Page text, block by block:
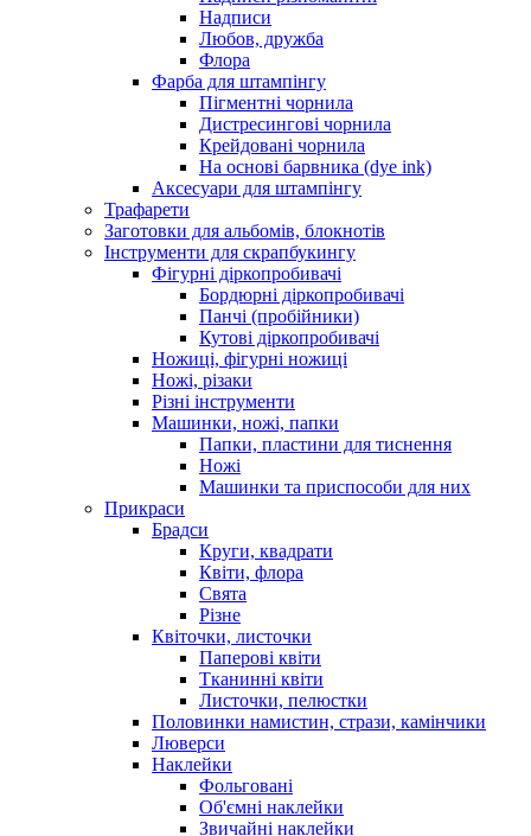
Надписи
Любов, дружба
Флора
Фарба для штампінгу
Пігментні чорнила
Дистресингові чорнила
Крейдовані чорнила
На основі барвника (dye ink)
Аксесуари для штампінгу
Трафарети
Заготовки для альбомів, блокнотів
Інструменти для скрапбукингу
Фігурні діркопробивачі
Бордюрні діркопробивачі
Панчі (пробійники)
Кутові діркопробивачі
Ножиці, фігурні ножиці
Ножі, різаки
Різні інструменти
Машинки, ножі, папки
Папки, пластини для тиснення
Ножі
Машинки та приспособи для них
Прикраси
Брадси
Круги, квадрати
Квіти, флора
Свята
Різне
Квіточки, листочки
Паперові квіти
Тканинні квіти
Листочки, пелюстки
Половинки намистин, стрази, камінчики
Люверси
Наклейки
Фольговані
Об'ємні наклейки
Звичайні наклейки